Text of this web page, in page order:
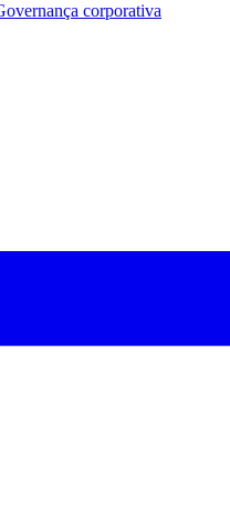
corporativa